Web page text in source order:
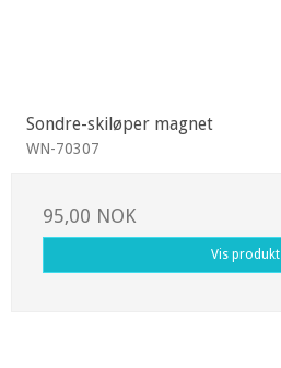
Sondre-skiløper magnet
WN-70307
95,00 NOK
Vis produkt